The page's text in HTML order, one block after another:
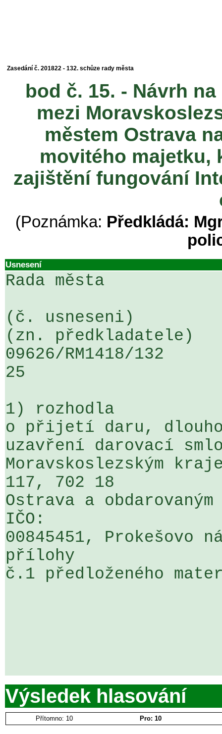
Zasedání č. 201822 - 132. schůze rady města
bod č. 15. - Návrh
mezi
městem Ostrava
movitého majetku,
zajištění fungování
(Poznámka: Předkládá:
Usnesení
Rada města
(č. usneseni)
(zn. předkladatele)
09626/RM1418/
25
1) rozhodla
o přijetí daru,
uzavření darovací
Moravskoslezským
117, 702 18
Ostrava a
IČO:
00845451, Prokešovo
přílohy
č.1 předloženého
Výsledek hlasování
Přítomno: 10 Pro: 10